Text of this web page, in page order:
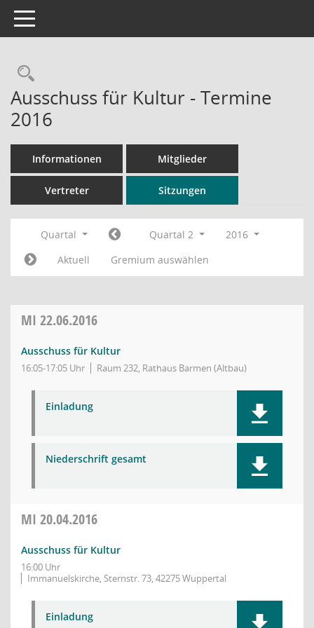
Toggle navigation
Rechercheauswahl
Ausschuss für Kultur - Termine
2016
Informationen Mitglieder
Vertreter Sitzungen
Quartal Quartal 2
2016
Aktuell
Gremium auswählen
MI 22.06.2016
Ausschuss für Kultur
16:05-17:05 Uhr Raum 232, Rathaus Barmen (Altbau)
Einladung
Niederschrift gesamt
MI 20.04.2016
Ausschuss für Kultur
16:00 Uhr
Immanuelskirche, Sternstr. 73, 42275 Wuppertal
Einladung